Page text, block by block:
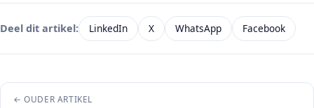
Deel dit artikel: LinkedIn X WhatsApp Facebook
← OUDER ARTIKEL